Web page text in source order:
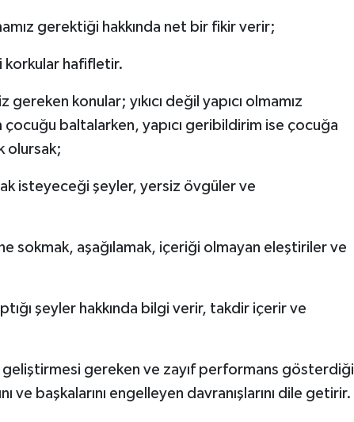
gerektiği hakkında net bir fikir verir;
hafifletir.
konular; yıkıcı değil yapıcı olmamız
çocuğu baltalarken, yapıcı geribildirim ise çocuğa
olursak;
isteyeceği şeyler, yersiz övgüler ve
sokmak, aşağılamak, içeriği olmayan eleştiriler ve
şeyler hakkında bilgi verir, takdir içerir ve
gereken ve zayıf performans gösterdiği
ve başkalarını engelleyen davranışlarını dile getirir.